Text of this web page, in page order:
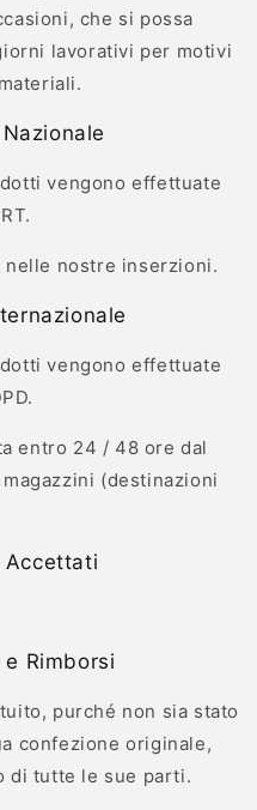
che si possa
lavorativi per motivi
vengono effettuate
nostre inserzioni.
vengono effettuate
entro 24 / 48 ore dal
(destinazioni
Accettati
Rimborsi
purché non sia stato
confezione originale,
di tutte le sue parti.